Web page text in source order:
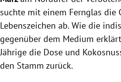
suchte mit einem Fernglas die
Lebenszeichen ab. Wie die
gegenüber dem Medium
Jährige die Dose und
den Stamm zurück.